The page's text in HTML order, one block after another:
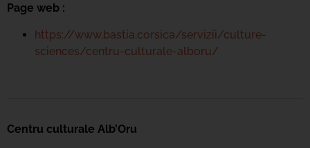
Page web :
https://www.bastia.corsica/servizii/culture-
sciences/centru-culturale-alboru/
Centru culturale Alb’Oru